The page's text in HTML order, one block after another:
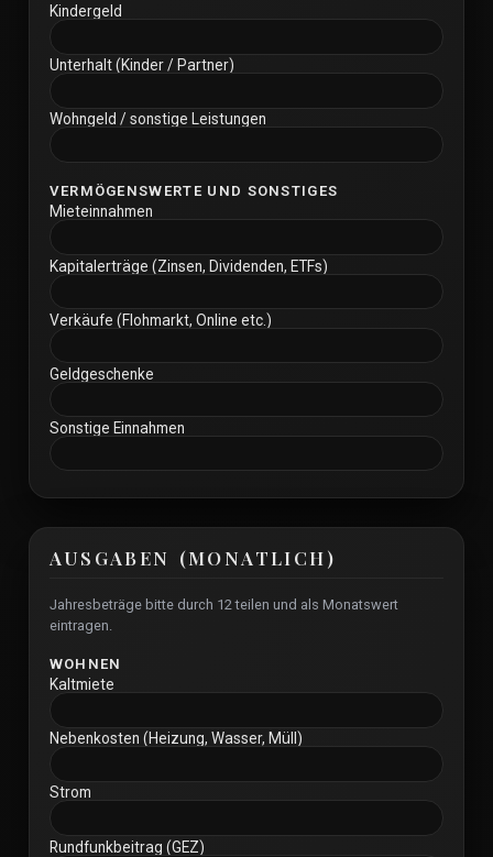
Kindergeld
Unterhalt (Kinder / Partner)
Wohngeld / sonstige Leistungen
VERMÖGENSWERTE UND SONSTIGES
Mieteinnahmen
Kapitalerträge (Zinsen, Dividenden, ETFs)
Verkäufe (Flohmarkt, Online etc.)
Geldgeschenke
Sonstige Einnahmen
AUSGABEN (MONATLICH)
Jahresbeträge bitte durch 12 teilen und als Monatswert
eintragen.
WOHNEN
Kaltmiete
Nebenkosten (Heizung, Wasser, Müll)
Strom
Rundfunkbeitrag (GEZ)